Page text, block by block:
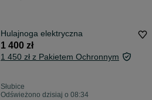
Hulajnoga elektryczna
1 400 zł
1 450 zł z Pakietem Ochronnym
Słubice
Odświeżono dzisiaj o 08:34